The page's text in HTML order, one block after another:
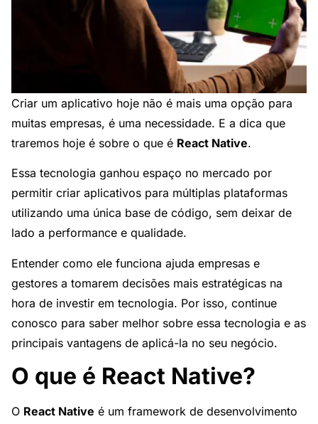
Criar um aplicativo hoje não é mais uma opção para
muitas empresas, é uma necessidade. E a dica que
traremos hoje é sobre o que é React Native.
Essa tecnologia ganhou espaço no mercado por
permitir criar aplicativos para múltiplas plataformas
utilizando uma única base de código, sem deixar de
lado a performance e qualidade.
Entender como ele funciona ajuda empresas e
gestores a tomarem decisões mais estratégicas na
hora de investir em tecnologia. Por isso, continue
conosco para saber melhor sobre essa tecnologia e as
principais vantagens de aplicá-la no seu negócio.
O que é React Native?
O React Native é um framework de desenvolvimento